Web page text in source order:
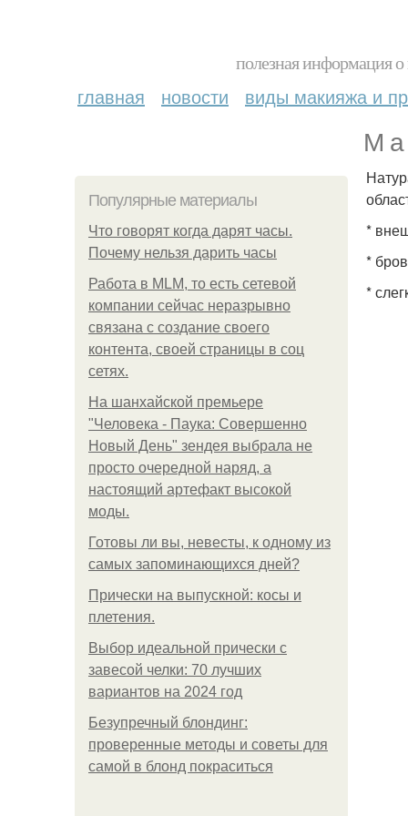
полезная информация
главная новости виды макияжа и
М а
Популярные материалы
Что говорят когда дарят часы.
Почему нельзя дарить часы
Работа в MLM, то есть сетевой
компании сейчас неразрывно
связана с создание своего
контента, своей страницы в соц
сетях.
На шанхайской премьере
"Человека - Паука: Совершенно
Новый День" зендея выбрала не
просто очередной наряд, а
настоящий артефакт высокой
моды.
Готовы ли вы, невесты, к одному из
самых запоминающихся дней?
Прически на выпускной: косы и
плетения.
Выбор идеальной прически с
завесой челки: 70 лучших
вариантов на 2024 год
Безупречный блондинг:
проверенные методы и советы для
самой в блонд покраситься
*
*
*